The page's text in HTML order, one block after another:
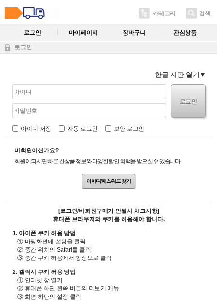
카테고리 검색
로그인 마이페이지 장바구니 관심상품
로그인
한글 자판 열기
로그인
아이디 저장 자동 로그인 보안 로그인
비회원이신가요?
회원이 되시면 빠른 신상품 정보와 다양한 할인 혜택을 받으실 수 있습니다.
아이디/패스워드 찾기
[로그인/비회원구매가 안될시 체크사항]
휴대폰 브라우저의 쿠키를 허용해야 합니다.
1. 아이폰 쿠키 허용 방법
① 바탕화면에 설정을 클릭
② 중간 위치의 Safari를 클릭
③ 중간 쿠키 허용에서 항상으로 클릭
2. 갤럭시 쿠키 허용 방법
① 인터넷 창 열기
② 휴대폰 하단 왼쪽 버튼의 더보기 메뉴
③ 화면 하단의 설정 클릭